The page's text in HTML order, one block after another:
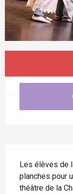
Les élèves de
planches pour
théâtre de la